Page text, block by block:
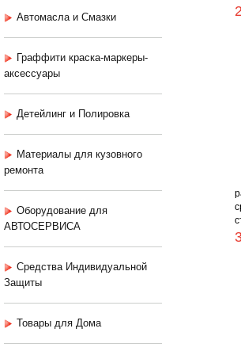
Автомасла и Смазки
Граффити краска-маркеры-
аксессуары
Детейлинг и Полировка
Материалы для кузовного
ремонта
Оборудование для
АВТОСЕРВИСА
Средства Индивидуальной
Защиты
Товары для Дома